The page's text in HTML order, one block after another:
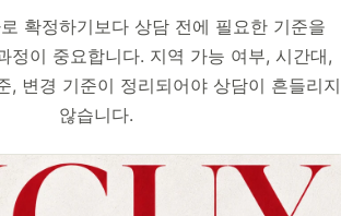
확정하기보다 상담 전에 필요한 기준을
정이 중요합니다. 지역 가능 여부, 시간대,
, 변경 기준이 정리되어야 상담이 흔들리지
않습니다.